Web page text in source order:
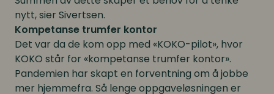
nytt, sier Sivertsen.
Kompetanse trumfer kontor
Det var da de kom opp med «KOKO-pilot», hvor
KOKO står for «kompetanse trumfer kontor».
Pandemien har skapt en forventning om å jobbe
mer hjemmefra. Så lenge oppgaveløsningen er